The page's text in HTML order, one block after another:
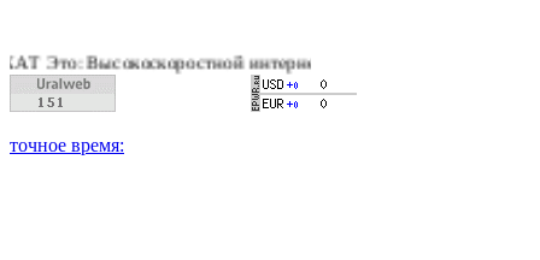
интернет, качественное цифровое и